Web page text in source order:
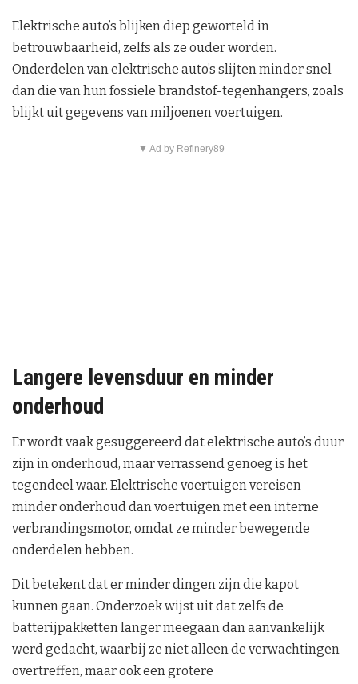
Elektrische auto’s blijken diep geworteld in
betrouwbaarheid, zelfs als ze ouder worden.
Onderdelen van elektrische auto’s slijten minder snel
dan die van hun fossiele brandstof-tegenhangers, zoals
blijkt uit gegevens van miljoenen voertuigen.
▼ Ad by Refinery89
Langere levensduur en minder
onderhoud
Er wordt vaak gesuggereerd dat elektrische auto’s duur
zijn in onderhoud, maar verrassend genoeg is het
tegendeel waar. Elektrische voertuigen vereisen
minder onderhoud dan voertuigen met een interne
verbrandingsmotor, omdat ze minder bewegende
onderdelen hebben.
Dit betekent dat er minder dingen zijn die kapot
kunnen gaan. Onderzoek wijst uit dat zelfs de
batterijpakketten langer meegaan dan aanvankelijk
werd gedacht, waarbij ze niet alleen de verwachtingen
overtreffen, maar ook een grotere